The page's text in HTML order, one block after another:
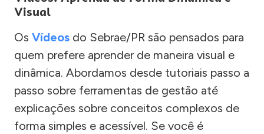
Visual
Os Vídeos do Sebrae/PR são pensados para
quem prefere aprender de maneira visual e
dinâmica. Abordamos desde tutoriais passo a
passo sobre ferramentas de gestão até
explicações sobre conceitos complexos de
forma simples e acessível. Se você é